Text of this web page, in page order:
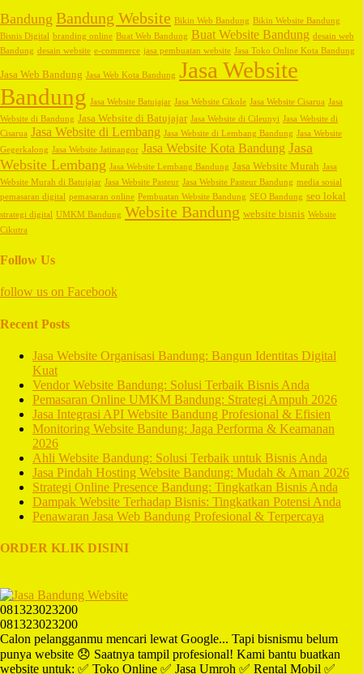
Bandung Bandung Website Bikin Web Bandung Bikin Website Bandung
Bisnis Digital branding online Buat Web Bandung Buat Website Bandung desain web
Bandung desain website e-commerce jasa pembuatan website Jasa Toko Online Kota Bandung
Jasa Web Bandung Jasa Web Kota Bandung Jasa Website
Bandung Jasa Website Batujajar Jasa Website Cikole Jasa Website Cisarua Jasa
Website di Bandung Jasa Website di Batujajar Jasa Website di Cileunyi Jasa Website di
Cisarua Jasa Website di Lembang Jasa Website di Lembang Bandung Jasa Website
Gegerkalong Jasa Website Jatinangor Jasa Website Kota Bandung Jasa
Website Lembang Jasa Website Lembang Bandung Jasa Website Murah Jasa
Website Murah di Batujajar Jasa Website Pasteur Jasa Website Pasteur Bandung media sosial
pemasaran digital pemasaran online Pembuatan Website Bandung SEO Bandung seo lokal
strategi digital UMKM Bandung Website Bandung website bisnis Website
Cikutra
Follow Us
follow us on Facebook
Recent Posts
Jasa Website Organisasi Bandung: Bangun Identitas Digital
Kuat
Vendor Website Bandung: Solusi Terbaik Bisnis Anda
Pemasaran Online UMKM Bandung: Strategi Ampuh 2026
Jasa Integrasi API Website Bandung Profesional & Efisien
Monitoring Website Bandung: Jaga Performa & Keamanan
2026
Ahli Website Bandung: Solusi Terbaik untuk Bisnis Anda
Jasa Pindah Hosting Website Bandung: Mudah & Aman 2026
Strategi Online Presence Bandung: Tingkatkan Bisnis Anda
Dampak Website Terhadap Bisnis: Tingkatkan Potensi Anda
Penawaran Jasa Web Bandung Profesional & Terpercaya
ORDER KLIK DISINI
081323023200
081323023200
Calon pelangganmu mencari lewat Google... Tapi bisnismu belum
punya website 😞 Saatnya tampil profesional! Kami bantu buatkan
website untuk: ✅ Toko Online ✅ Jasa Umroh ✅ Rental Mobil ✅